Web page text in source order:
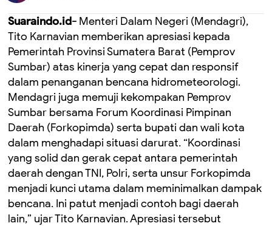
Suaraindo.id- Menteri Dalam Negeri (Mendagri),
Tito Karnavian memberikan apresiasi kepada
Pemerintah Provinsi Sumatera Barat (Pemprov
Sumbar) atas kinerja yang cepat dan responsif
dalam penanganan bencana hidrometeorologi.
Mendagri juga memuji kekompakan Pemprov
Sumbar bersama Forum Koordinasi Pimpinan
Daerah (Forkopimda) serta bupati dan wali kota
dalam menghadapi situasi darurat. “Koordinasi
yang solid dan gerak cepat antara pemerintah
daerah dengan TNI, Polri, serta unsur Forkopimda
menjadi kunci utama dalam meminimalkan dampak
bencana. Ini patut menjadi contoh bagi daerah
lain,” ujar Tito Karnavian. Apresiasi tersebut